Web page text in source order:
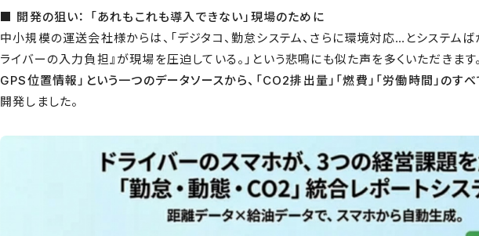
■ 開発の狙い： 「あれもこれも導入できない」現場のために
中小規模の運送会社様からは、「デジタコ、勤怠システム、さらに環境対応…とシステムば
ライバーの入力負担』が現場を圧迫している。」という悲鳴にも似た声を多くいただきます
GPS位置情報」という一つのデータソースから、「CO2排出量」「燃費」「労働時間」のす
開発しました。